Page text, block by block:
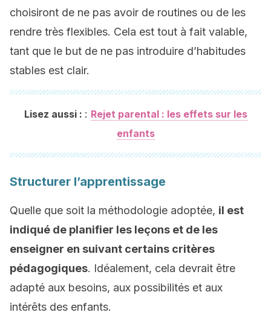
choisiront de ne pas avoir de routines ou de les
rendre très flexibles. Cela est tout à fait valable,
tant que le but de ne pas introduire d’habitudes
stables est clair.
Lisez aussi : : Rejet parental : les effets sur les
enfants
Structurer l’apprentissage
Quelle que soit la méthodologie adoptée, il est
indiqué de planifier les leçons et de les
enseigner en suivant certains critères
pédagogiques. Idéalement, cela devrait être
adapté aux besoins, aux possibilités et aux
intérêts des enfants.